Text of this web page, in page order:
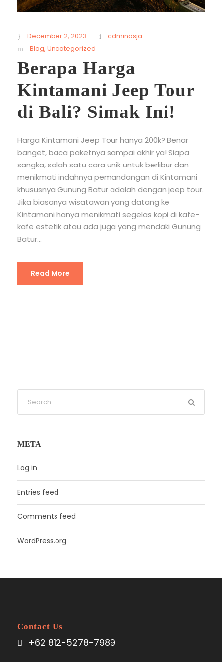
December 2, 2023
adminasja
Blog, Uncategorized
Berapa Harga
Kintamani Jeep Tour
di Bali? Simak Ini!
Harga Kintamani Jeep Tour hanya 200k? Benar
banget, baca paketnya sampai akhir ya! Siapa
sangka, salah satu cara unik untuk berlibur dan
menikmati indahnya pemandangan di Kintamani
khususnya Gunung Batur adalah dengan jeep tour.
Jika biasanya wisatawan yang datang ke
Kintamani hanya menikmati segelas kopi di kafe-
kafe estetik atau ada juga yang mendaki Gunung
Batur...
Read More
META
Log in
Entries feed
Comments feed
WordPress.org
Contact Us
+62 812-5278-7989